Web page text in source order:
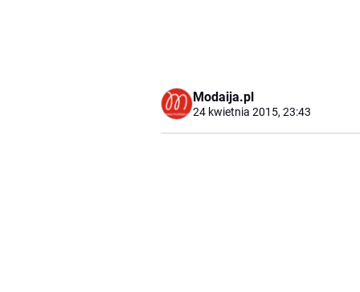
Modaija.pl
24 kwietnia 2015, 23:43